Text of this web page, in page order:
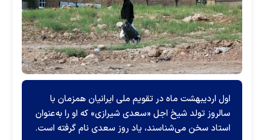
اول اردیبهشت ماه در تقویم ملی ایرانیان همزمان با
سالروز تولد شیخ اجل «سعدی شیرازی» که او را به‌عنوان
استاد سخن می‌شناسند، یاد روز سعدی نام گرفته است.